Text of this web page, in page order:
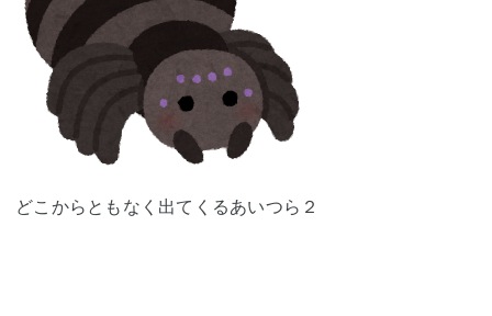
どこからともなく出てくるあいつら２